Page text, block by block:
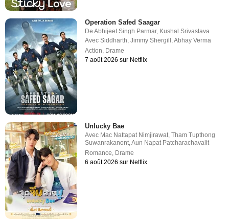
Operation Safed Saagar
DeAbhijeet Singh Parmar, Kushal Srivastava
AvecSiddharth,Jimmy Shergill ,Abhay Verma
Action, Drame
7 août 2026 sur Netflix
Unlucky Bae
Avec Mac Nattapat Nimjirawat,Tham Tupthong
Suwanrakanont,Aun Napat Patcharachavalit
Romance, Drame
6 août 2026 sur Netflix